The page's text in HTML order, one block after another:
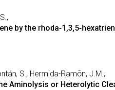
by the rhoda-1,3,5-
S., Hermida-Ramõn, J.M.,
Aminolysis or Heterolytic